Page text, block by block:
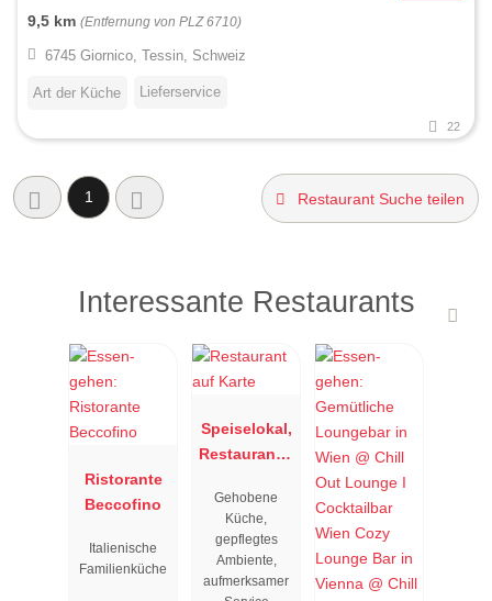
9,5 km (Entfernung von PLZ 6710)
6745 Giornico, Tessin, Schweiz
Art der Küche Lieferservice
22
1 Restaurant Suche teilen
Interessante Restaurants
Ristorante
Beccofino
Italienische
Familienküche
Speiselokal,
Restaurant "
"
Gehobene
Küche,
gepflegtes
Ambiente,
aufmerksamer